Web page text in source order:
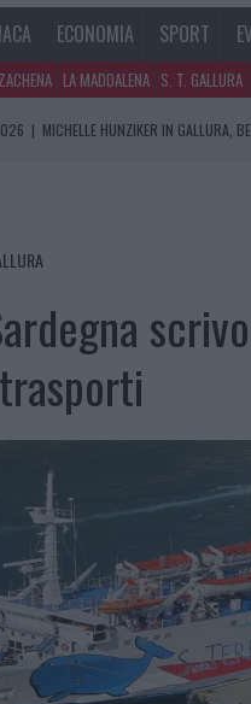
ECONOMIA SPORT
LA MADDALENA S. T. GALLURA
| MICHELLE HUNZIKER IN GALLURA,
IMPECCABILE: COME SCEGLIERE LA